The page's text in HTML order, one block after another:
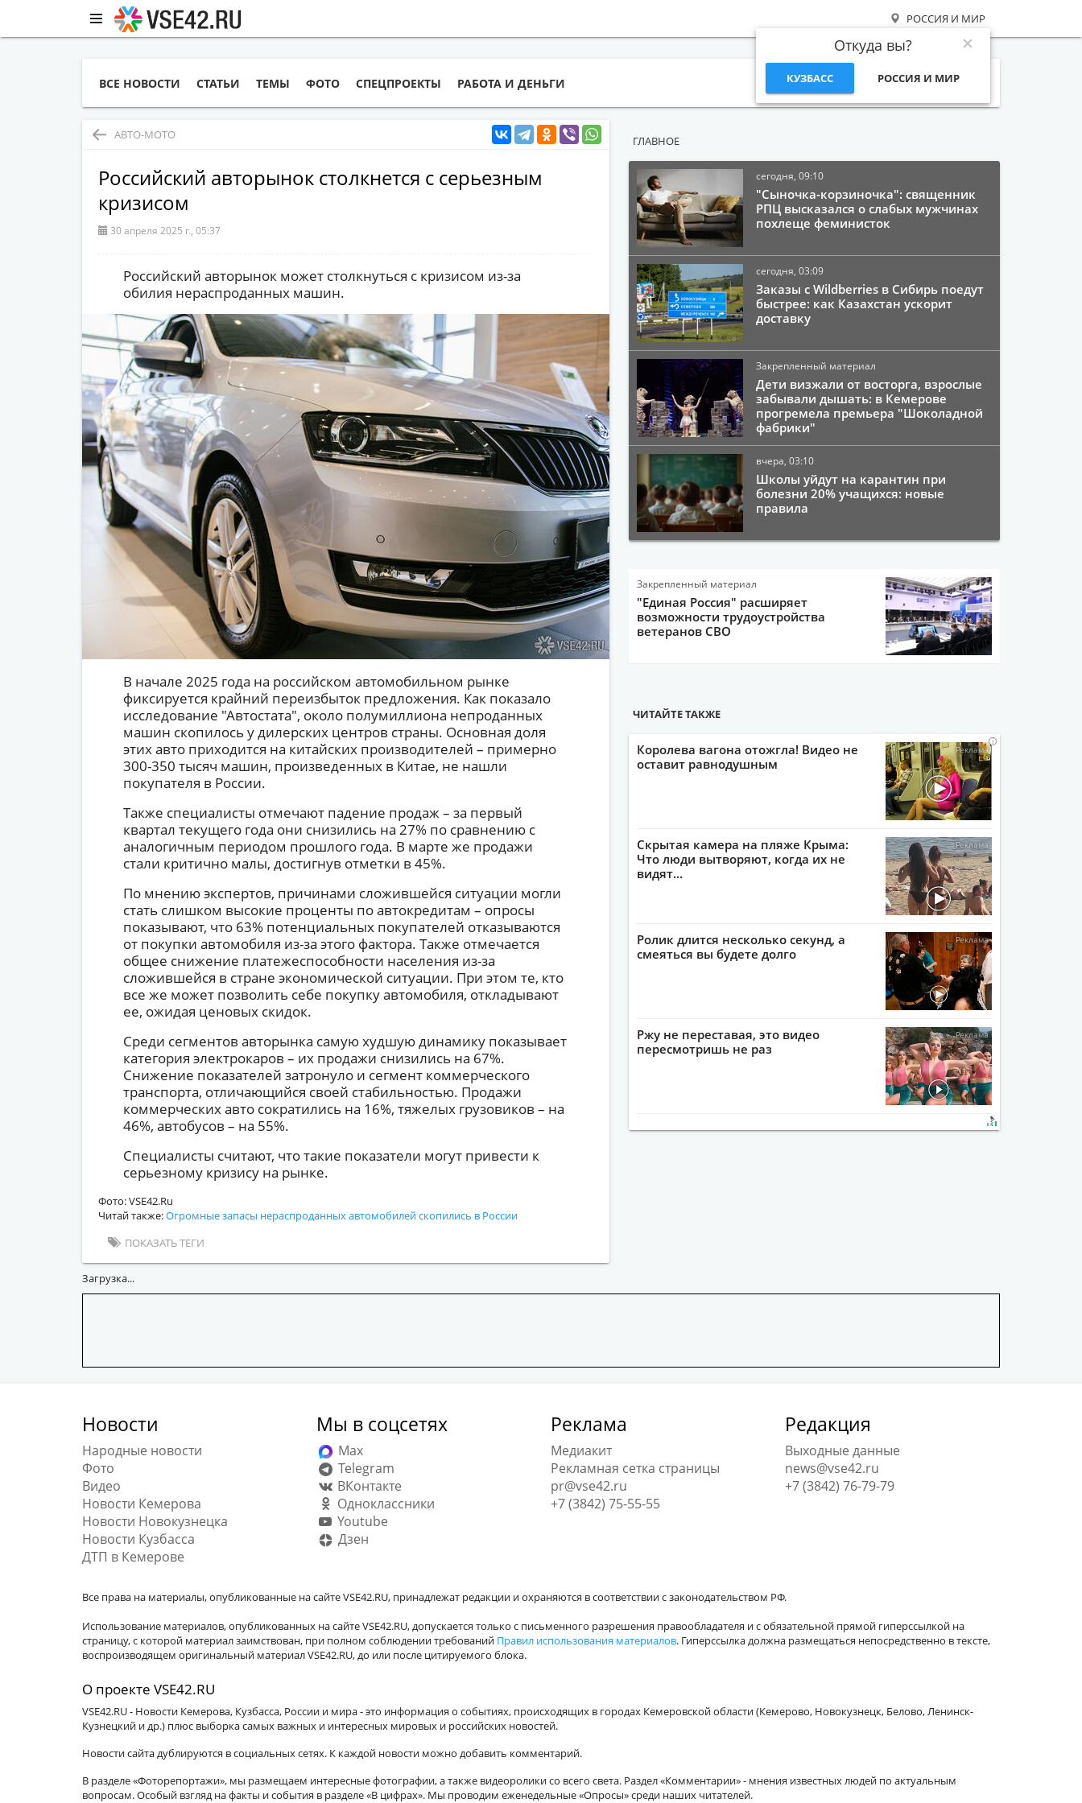
РОССИЯ И МИР
Откуда вы?
КУЗБАСС РОССИЯ И МИР
ВСЕ НОВОСТИ СТАТЬИ ТЕМЫ ФОТО СПЕЦПРОЕКТЫ РАБОТА И ДЕНЬГИ Поиск
АВТО-МОТО
Российский авторынок столкнется с серьезным
кризисом
30 апреля 2025 г., 05:37
Российский авторынок может столкнуться с кризисом из-за
обилия нераспроданных машин.
В начале 2025 года на российском автомобильном рынке
фиксируется крайний переизбыток предложения. Как показало
исследование "Автостата", около полумиллиона непроданных
машин скопилось у дилерских центров страны. Основная доля
этих авто приходится на китайских производителей – примерно
300-350 тысяч машин, произведенных в Китае, не нашли
покупателя в России.
Также специалисты отмечают падение продаж – за первый
квартал текущего года они снизились на 27% по сравнению с
аналогичным периодом прошлого года. В марте же продажи
стали критично малы, достигнув отметки в 45%.
По мнению экспертов, причинами сложившейся ситуации могли
стать слишком высокие проценты по автокредитам – опросы
показывают, что 63% потенциальных покупателей отказываются
от покупки автомобиля из-за этого фактора. Также отмечается
общее снижение платежеспособности населения из-за
сложившейся в стране экономической ситуации. При этом те, кто
все же может позволить себе покупку автомобиля, откладывают
ее, ожидая ценовых скидок.
Среди сегментов авторынка самую худшую динамику показывает
категория электрокаров – их продажи снизились на 67%.
Снижение показателей затронуло и сегмент коммерческого
транспорта, отличающийся своей стабильностью. Продажи
коммерческих авто сократились на 16%, тяжелых грузовиков – на
46%, автобусов – на 55%.
Специалисты считают, что такие показатели могут привести к
серьезному кризису на рынке.
Фото: VSE42.Ru
Читай также:Огромные запасы нераспроданных автомобилей скопились в России
ПОКАЗАТЬ ТЕГИ
Загрузка...
ГЛАВНОЕ
сегодня, 09:10
"Сыночка-корзиночка": священник
РПЦ высказался о слабых мужчинах
похлеще феминисток
сегодня, 03:09
Заказы с Wildberries в Сибирь поедут
быстрее: как Казахстан ускорит
доставку
Закрепленный материал
Дети визжали от восторга, взрослые
забывали дышать: в Кемерове
прогремела премьера "Шоколадной
фабрики"
вчера, 03:10
Школы уйдут на карантин при
болезни 20% учащихся: новые
правила
Закрепленный материал
"Единая Россия" расширяет
возможности трудоустройства
ветеранов СВО
ЧИТАЙТЕ ТАКЖЕ
i
Королева вагона отожгла! Видео не
оставит равнодушным
i
Скрытая камера на пляже Крыма:
Что люди вытворяют, когда их не
видят...
i
Ролик длится несколько секунд, а
смеяться вы будете долго
i
Ржу не переставая, это видео
пересмотришь не раз
Новости
Народные новости
Фото
Видео
Новости Кемерова
Новости Новокузнецка
Новости Кузбасса
ДТП в Кемерове
Мы в соцсетях
Max
Telegram
ВКонтакте
Одноклассники
Youtube
Дзен
Реклама
Медиакит
Рекламная сетка страницы
pr@vse42.ru
+7 (3842) 75-55-55
Редакция
Выходные данные
news@vse42.ru
+7 (3842) 76-79-79
Все права на материалы, опубликованные на сайте VSE42.RU, принадлежат редакции и охраняются в соответствии с законодательством РФ.
Использование материалов, опубликованных на сайте VSE42.RU, допускается только с письменного разрешения правообладателя и с обязательной прямой гиперссылкой на
страницу, с которой материал заимствован, при полном соблюдении требований Правил использования материалов. Гиперссылка должна размещаться непосредственно в тексте,
воспроизводящем оригинальный материал VSE42.RU, до или после цитируемого блока.
О проекте VSE42.RU
VSE42.RU - Новости Кемерова, Кузбасса, России и мира - это информация о событиях, происходящих в городах Кемеровской области (Кемерово, Новокузнецк, Белово, Ленинск-
Кузнецкий и др.) плюс выборка самых важных и интересных мировых и российских новостей.
Новости сайта дублируются в социальных сетях. К каждой новости можно добавить комментарий.
В разделе «Фоторепортажи», мы размещаем интересные фотографии, а также видеоролики со всего света. Раздел «Комментарии» - мнения известных людей по актуальным
вопросам. Особый взгляд на факты и события в разделе «В цифрах». Мы проводим еженедельные «Опросы» среди наших читателей.